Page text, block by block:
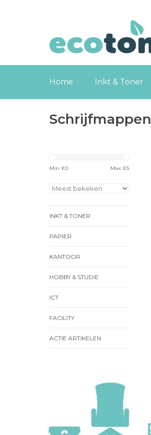
Home Inkt & Toner
Schrijfmappen
Min: €0 Max: €5
INKT & TONER
PAPIER
KANTOOR
HOBBY & STUDIE
ICT
FACILITY
ACTIE ARTIKELEN